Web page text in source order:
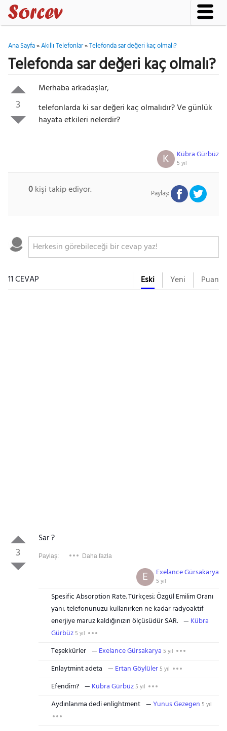
Ana Sayfa»Akıllı Telefonlar»Telefonda sar değeri kaç olmalı?
Telefonda sar değeri kaç olmalı?
3
Merhaba arkadaşlar,
telefonlarda ki sar değeri kaç olmalıdır? Ve günlük
hayata etkileri nelerdir?
Kübra Gürbüz
5 yıl
K
0kişi takip ediyor. Paylaş:
11 CEVAP Eski Yeni Puan
3
Sar ?
Paylaş: Daha fazla
Exelance Gürsakarya
5 yıl
E
Spesific Absorption Rate. Türkçesi; Özgül Emilim Oranı
yani; telefonunuzu kullanırken ne kadar radyoaktif
enerjiye maruz kaldığınızın ölçüsüdür SAR.
Kübra
Gürbüz5 yıl
Teşekkürler Exelance Gürsakarya 5 yıl
Enlaytmint adeta Ertan Göylüler5 yıl
Efendim? Kübra Gürbüz5 yıl
Aydınlanma dedi enlightment Yunus Gezegen 5 yıl